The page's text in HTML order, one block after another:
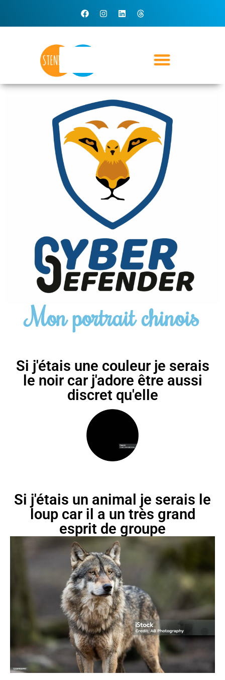
Mon portrait chinois
Si j'étais une couleur je serais
le noir car j'adore être aussi
discret qu'elle
Si j'étais un animal je serais le
loup car il a un très grand
esprit de groupe